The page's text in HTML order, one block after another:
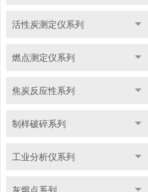
活性炭测定仪系列
燃点测定仪系列
焦炭反应性系列
制样破碎系列
工业分析仪系列
灰熔点系列